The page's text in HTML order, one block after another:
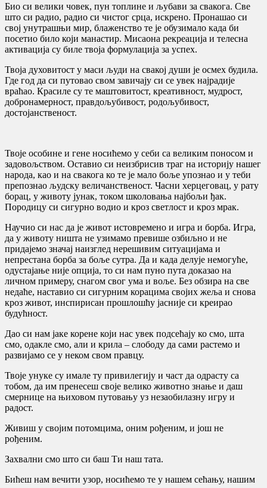
Био си велики човек, пун топлине и љубави за свакога. Све
што си радио, радио си чистог срца, искрено. Пронашао си
свој унутрашњи мир, блаженство те је обузимало када би
посетио било који манастир. Мисаона рекреација и телесна
активација су биле твоја формулација за успех.
Твоја духовитост у маси људи на свакој души је осмех будила.
Где год да си путовао свом завичају си се увек најрадије
враћао. Красиле су те маштовитост, креативност, мудрост,
добронамерност, правдољубивост, родољубивост,
достојанственост.
Твоје особине и гене носићемо у себи са великим поносом и
задовољством. Оставио си неизбрисив траг на историју нашег
народа, као и на свакога ко те је мало боље упознао и у теби
препознао људску величанственост. Часни херцеговац, у рату
борац, у животу јунак, током школовања најбољи ђак.
Породицу си сигурно водио и кроз светлост и кроз мрак.
Научио си нас да је живот истовремено и игра и борба. Игра,
да у животу ништа не узимамо превише озбиљно и не
придајемо значај наизглед нерешивим ситуацијама и
непрестана борба за боље сутра. Да и када делује немогуће,
одустајање није опција, то си нам пуно пута доказао на
личном примеру, снагом свог ума и воље. Без обзира на све
недаће, наставио си сигурним корацима својих жеља и снова
кроз живот, инспирисан прошлошћу јасније си креирао
будућност.
Дао си нам јаке корене који нас увек подсећају ко смо, шта
смо, одакле смо, али и крила – слободу да сами растемо и
развијамо се у неком свом правцу.
Твоје унуке су имале ту привилегију и част да одрасту са
тобом, да им пренесеш своје велико животно знање и даш
смернице на њиховом путовању уз незаобилазну игру и
радост.
Живиш у својим потомцима, оним рођеним, и још не
рођеним.
Захвални смо што си баш Ти наш тата.
Бићеш нам вечити узор, носићемо те у нашем сећању, нашим